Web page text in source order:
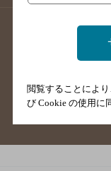
閲覧することにより
び Cookie の使用に